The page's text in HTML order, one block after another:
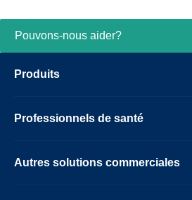
Pouvons-nous aider?
Produits
Professionnels de santé
Autres solutions commerciales